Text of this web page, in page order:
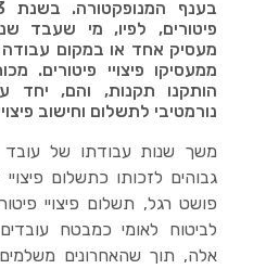
פיטורים, לפיו, מי שעבד
מעסיק אחד או במקום
הותקנו תקנות, והם, יחד
נורמטיבי לתשלום וחישוב
משך שנות עבודתו של עובד
גבוהים לזכותו כתשלום
פושט רגל, תשלום פיצויי
לביטוח לאומי כמבטח
אלה, תוך שהאחרונים